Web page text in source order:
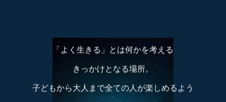
7月4日(土)～上映番組変更のお知らせ
2026-05-26
6月6日(土)～上映番組変更のお知らせ
「よく生きる」とは何かを考える
きっかけとなる場所。
子どもから大人まで全ての人が楽しめるよう